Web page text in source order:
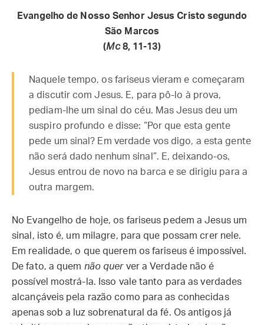
Evangelho de Nosso Senhor Jesus Cristo segundo
São Marcos
(Mc8, 11-13)
Naquele tempo, os fariseus vieram e começaram
a discutir com Jesus. E, para pô-lo à prova,
pediam-lhe um sinal do céu. Mas Jesus deu um
suspiro profundo e disse: “Por que esta gente
pede um sinal? Em verdade vos digo, a esta gente
não será dado nenhum sinal”. E, deixando-os,
Jesus entrou de novo na barca e se dirigiu para a
outra margem.
No Evangelho de hoje, os fariseus pedem a Jesus um
sinal, isto é, um milagre, para que possam crer nele.
Em realidade, o que querem os fariseus é impossível.
De fato, a quem não querver a Verdade não é
possível mostrá-la. Isso vale tanto para as verdades
alcançáveis pela razão como para as conhecidas
apenas sob a luz sobrenatural da fé. Os antigos já